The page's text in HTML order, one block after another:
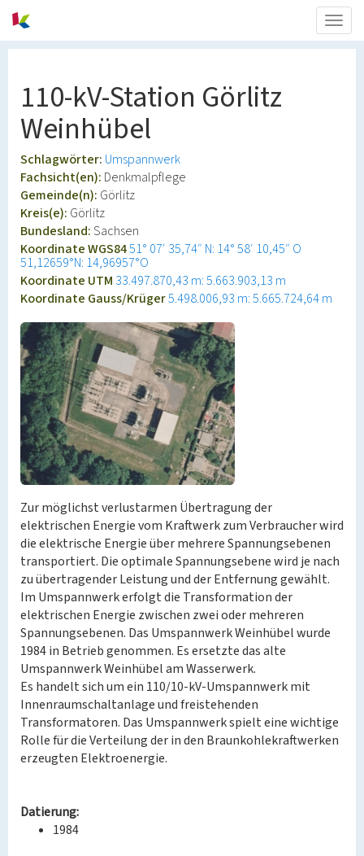
110-kV-Station Görlitz
Weinhübel
Schlagwörter: Umspannwerk
Fachsicht(en): Denkmalpflege
Gemeinde(n): Görlitz
Kreis(e): Görlitz
Bundesland:Sachsen
Koordinate WGS8451° 07′ 35,74″ N: 14° 58′ 10,45″ O
51,12659°N: 14,96957°O
Koordinate UTM 33.497.870,43 m: 5.663.903,13 m
Koordinate Gauss/Krüger5.498.006,93 m: 5.665.724,64 m
Zur möglichst verlustarmen Übertragung der
elektrischen Energie vom Kraftwerk zum Verbraucher wird
die elektrische Energie über mehrere Spannungsebenen
transportiert. Die optimale Spannungsebene wird je nach
zu übertragender Leistung und der Entfernung gewählt.
Im Umspannwerk erfolgt die Transformation der
elektrischen Energie zwischen zwei oder mehreren
Spannungsebenen. Das Umspannwerk Weinhübel wurde
1984 in Betrieb genommen. Es ersetzte das alte
Umspannwerk Weinhübel am Wasserwerk.
Es handelt sich um ein 110/10-kV-Umspannwerk mit
Innenraumschaltanlage und freistehenden
Transformatoren. Das Umspannwerk spielt eine wichtige
Rolle für die Verteilung der in den Braunkohlekraftwerken
erzeugten Elektroenergie.
Datierung:
1984